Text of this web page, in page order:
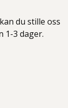
du stille oss
1-3 dager.